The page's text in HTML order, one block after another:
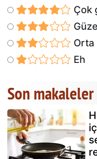
Çok
Orta
Eh
Son makaleler